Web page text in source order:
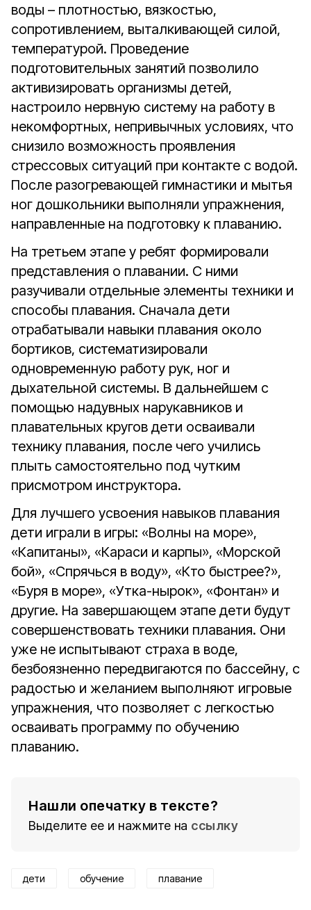
воды – плотностью, вязкостью,
сопротивлением, выталкивающей силой,
температурой. Проведение
подготовительных занятий позволило
активизировать организмы детей,
настроило нервную систему на работу в
некомфортных, непривычных условиях, что
снизило возможность проявления
стрессовых ситуаций при контакте с водой.
После разогревающей гимнастики и мытья
ног дошкольники выполняли упражнения,
направленные на подготовку к плаванию.
На третьем этапе у ребят формировали
представления о плавании. С ними
разучивали отдельные элементы техники и
способы плавания. Сначала дети
отрабатывали навыки плавания около
бортиков, систематизировали
одновременную работу рук, ног и
дыхательной системы. В дальнейшем с
помощью надувных нарукавников и
плавательных кругов дети осваивали
технику плавания, после чего учились
плыть самостоятельно под чутким
присмотром инструктора.
Для лучшего усвоения навыков плавания
дети играли в игры: «Волны на море»,
«Капитаны», «Караси и карпы», «Морской
бой», «Спрячься в воду», «Кто быстрее?»,
«Буря в море», «Утка-нырок», «Фонтан» и
другие. На завершающем этапе дети будут
совершенствовать техники плавания. Они
уже не испытывают страха в воде,
безбоязненно передвигаются по бассейну, с
радостью и желанием выполняют игровые
упражнения, что позволяет с легкостью
осваивать программу по обучению
плаванию.
Нашли опечатку в тексте?
Выделите ее и нажмите на ссылку
дети обучение плавание